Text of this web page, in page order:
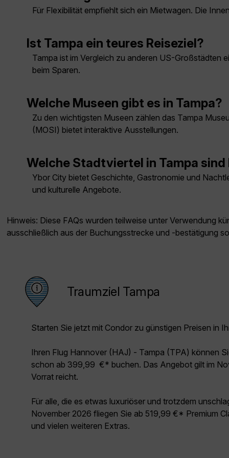
Für Flexibilität empfiehlt sich ein Mietwagen. Die
Ist Tampa ein teures Reiseziel?
Tampa ist im Vergleich zu anderen US-Großstädten
beim Sparen.
Welche Museen gibt es in Tampa?
Zu den wichtigsten Museen zählen das Tampa
(MOSI) bietet interaktive Ausstellungen.
Welche Stadtviertel in Tampa
Ybor City bietet Geschichte, Gastronomie und
und kulturelle Angebote.
Hinweis: Diese FAQs wurden teilweise unter Verwendung
ausschließlich aus der Buchungsstrecke und -bestätigung
Traumziel Tampa
Starten Sie jetzt mit Condor zu günstigen Preisen in
Ihren Flug Hannover (HAJ) - Tampa (TPA) können
schon ab 399,99 €* buchen. Das Angebot gilt im
Vorrat reicht.
Für alle, die es etwas luxuriöser und trotzdem
November 2026 fliegen Sie ab 519,99 €* Premium
und vielen weiteren Extras.